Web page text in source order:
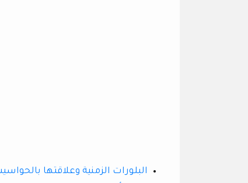
البلورات الزمنية وعلاقتها